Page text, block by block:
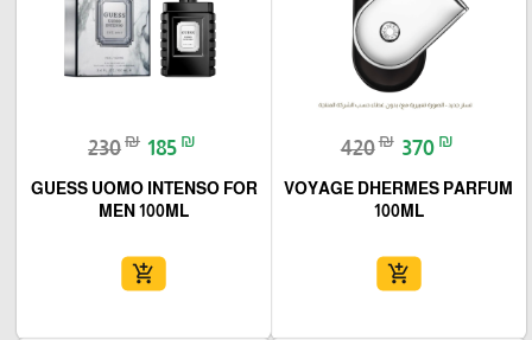
420₪ 370 ₪
VOYAGE DHERMES PARFUM
100ML
add_shopping_cart
230₪ 185 ₪
GUESS UOMO INTENSO FOR
MEN 100ML
add_shopping_cart